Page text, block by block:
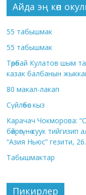
Айда эң көп
55 табышмак
55 табышмак
Төрөбай Кулатов шым
казак балбанын
80 макал-лакап
Сүйлөбөс кыз
Карачач Чокморова:
бөйрөгүнө суук
“Азия Ньюс” гезити,
Табышмактар
Пикирлер